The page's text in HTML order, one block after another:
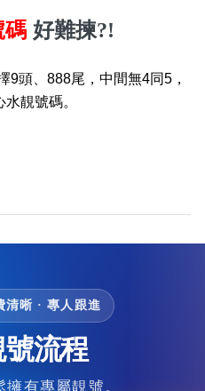
碼 好難揀?!
9頭、888尾，中間無4同5，
靚號碼。
清晰 · 專人跟進
流程
有專屬靚號。